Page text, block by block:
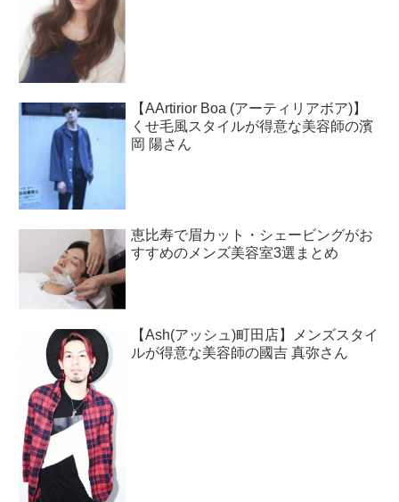
【AArtirior Boa (アーティリアボア)】
くせ毛風スタイルが得意な美容師の濱
岡 陽さん
恵比寿で眉カット・シェービングがお
すすめのメンズ美容室3選まとめ
【Ash(アッシュ)町田店】メンズスタイ
ルが得意な美容師の國吉 真弥さん